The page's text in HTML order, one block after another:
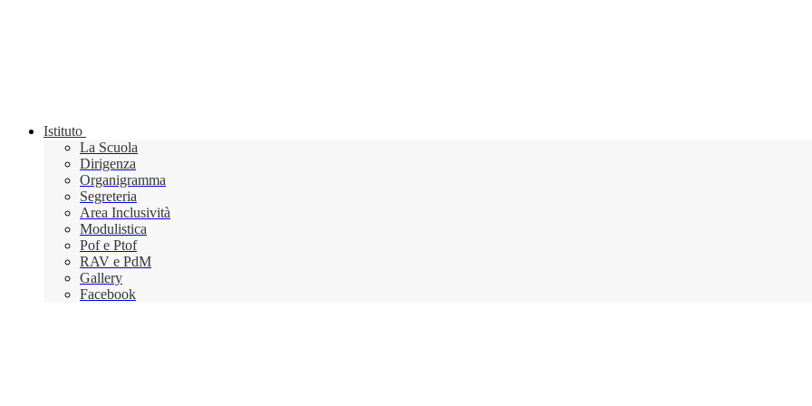
Istituto
La Scuola
Dirigenza
Organigramma
Segreteria
Area Inclusività
Modulistica
Pof e Ptof
RAV e PdM
Gallery
Facebook